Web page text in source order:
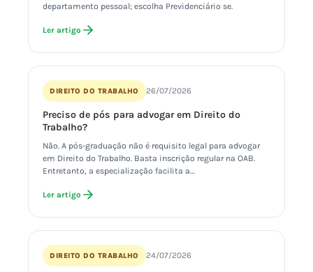
departamento pessoal; escolha Previdenciário se.
Ler artigo
DIREITO DO TRABALHO 26/07/2026
Preciso de pós para advogar em Direito do
Trabalho?
Não. A pós-graduação não é requisito legal para advogar
em Direito do Trabalho. Basta inscrição regular na OAB.
Entretanto, a especialização facilita a…
Ler artigo
DIREITO DO TRABALHO 24/07/2026